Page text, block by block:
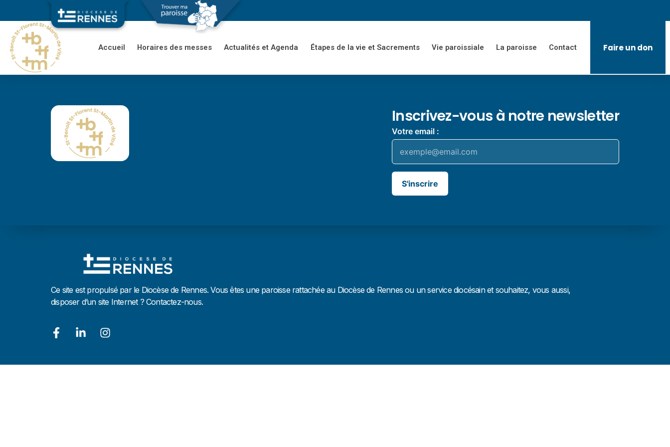
Accueil Horaires des messes Actualités et Agenda Étapes de la vie et Sacrements Vie paroissiale La paroisse Contact Faire un don
Inscrivez-vous à notre newsletter
Votre email :
S'inscrire
Ce site est propulsé par le Diocèse de Rennes. Vous êtes une paroisse rattachée au Diocèse de Rennes ou un service diocésain et souhaitez, vous aussi,
disposer d’un site Internet ? Contactez-nous.